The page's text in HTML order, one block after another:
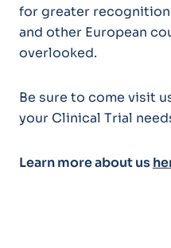
for greater recognition
and other European
overlooked.
Be sure to come visit
your Clinical Trial
Learn more about us